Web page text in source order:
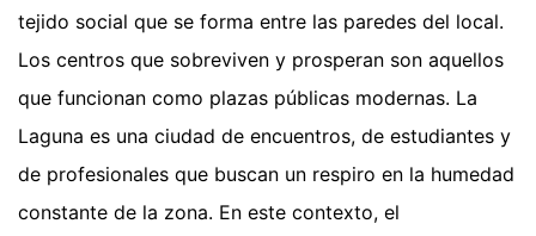
tejido social que se forma entre las paredes del local.
Los centros que sobreviven y prosperan son aquellos
que funcionan como plazas públicas modernas. La
Laguna es una ciudad de encuentros, de estudiantes y
de profesionales que buscan un respiro en la humedad
constante de la zona. En este contexto, el